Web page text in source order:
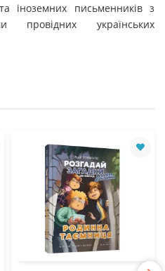
іноземних письменників з
провідних українських